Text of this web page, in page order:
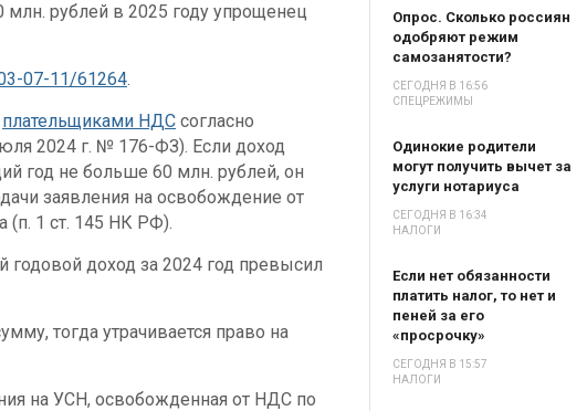
рублей в 2025 году упрощенец
07-11/61264.
плательщиками НДС согласно
2024 г. № 176-ФЗ). Если доход
год не больше 60 млн. рублей, он
заявления на освобождение от
(п. 1 ст. 145 НК РФ).
доход за 2024 год превысил
тогда утрачивается право на
на УСН, освобожденная от НДС по
Опрос. Сколько россиян
одобряют режим
самозанятости?
СЕГОДНЯ В 16:56
СПЕЦРЕЖИМЫ
Одинокие родители
могут получить вычет за
услуги нотариуса
СЕГОДНЯ В 16:34
НАЛОГИ
Если нет обязанности
платить налог, то нет и
пеней за его
«просрочку»
СЕГОДНЯ В 15:57
НАЛОГИ